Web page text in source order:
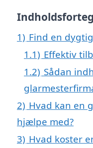
1) Find en
1.1) Effektiv
1.2) Sådan
2) Hvad kan en
hjælpe med?
3) Hvad koster